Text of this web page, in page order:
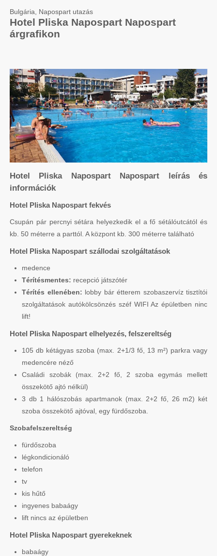
Bulgária, Napospart utazás
Hotel Pliska Napospart Napospart
árgrafikon
Hotel Pliska Napospart Napospart leírás és
információk
Hotel Pliska Napospart fekvés
Csupán pár percnyi sétára helyezkedik el a fő sétálóutcától és
kb. 50 méterre a parttól. A központ kb. 300 méterre található
Hotel Pliska Napospart szállodai szolgáltatások
medence
Térítésmentes: recepció játszótér
Térítés ellenében: lobby bár étterem szobaszervíz tisztítói
szolgáltatások autókölcsönzés széf WIFI Az épületben ninc
lift!
Hotel Pliska Napospart elhelyezés, felszereltség
105 db kétágyas szoba (max. 2+1/3 fő, 13 m²) parkra vagy
medencére néző
Családi szobák (max. 2+2 fő, 2 szoba egymás mellett
összekötő ajtó nélkül)
3 db 1 hálószobás apartmanok (max. 2+2 fő, 26 m2) két
szoba összekötő ajtóval, egy fürdőszoba.
Szobafelszereltség
fürdőszoba
légkondicionáló
telefon
tv
kis hűtő
ingyenes babaágy
lift nincs az épületben
Hotel Pliska Napospart gyerekeknek
babaágy